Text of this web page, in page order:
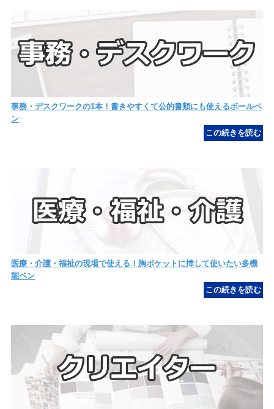
事務・デスクワークの1本！書きやすくて公的書類にも使えるボールペ
ン
医療・介護・福祉の現場で使える！胸ポケットに挿して使いたい多機
能ペン